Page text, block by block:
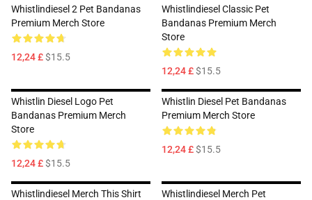
Whistlindiesel 2 Pet Bandanas
Premium Merch Store
12,24 £$15.5
Whistlindiesel Classic Pet
Bandanas Premium Merch
Store
12,24 £$15.5
Whistlin Diesel Logo Pet
Bandanas Premium Merch
Store
12,24 £$15.5
Whistlin Diesel Pet Bandanas
Premium Merch Store
12,24 £$15.5
Whistlindiesel Merch This Shirt
Whistlindiesel Merch Pet